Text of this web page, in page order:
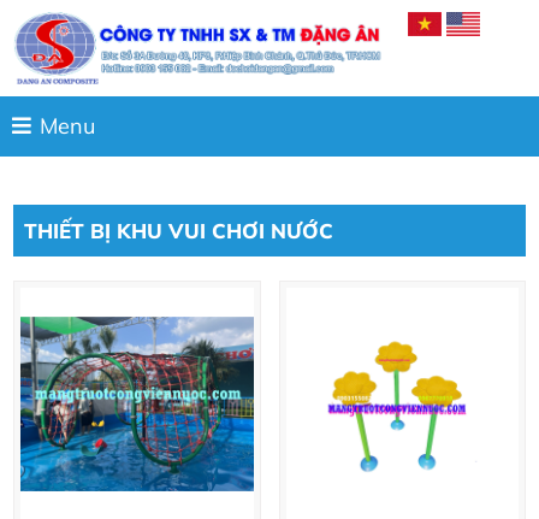
Menu
THIẾT BỊ KHU VUI CHƠI NƯỚC